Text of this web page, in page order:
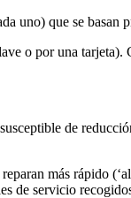
uno) que se basan
o por una
de
más rápido
de servicio